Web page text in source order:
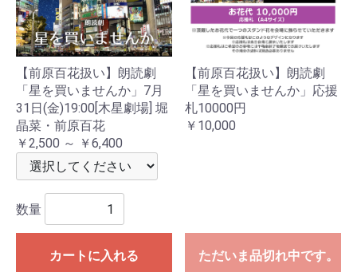
【前原百花扱い】朗読劇
「星を買いませんか」7月
31日(金)19:00[木星劇場] 堀
晶菜・前原百花
￥2,500 ～ ￥6,400
数量
カートに入れる
【前原百花扱い】朗読劇
「星を買いませんか」応援
札10000円
￥10,000
ただいま品切れ中です。